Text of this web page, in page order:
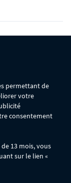
BIKINI30
BIKINI50
permettant de
votre
consentement
13 mois, vous
sur le lien «